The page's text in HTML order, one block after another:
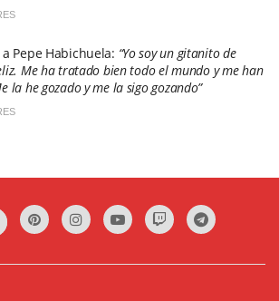
Pepe Habichuela: “Yo soy un gitanito de
Me ha tratado bien todo el mundo y me han
la he gozado y me la sigo gozando”